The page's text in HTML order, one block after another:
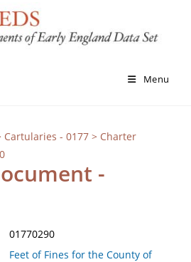
Menu
Cartularies - 0177> Charter
-
01770290
Feet of Fines for the County of